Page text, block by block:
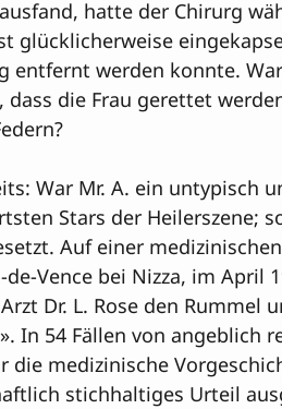
hatte der Chirurg
glücklicherweise
entfernt werden konnte.
dass die Frau gerettet
War Mr. A. ein untypisch
Stars der Heilerszene;
Auf einer
de-Vence bei Nizza, im April
Dr. L. Rose den Rummel
In 54 Fällen von angeblich
die medizinische
stichhaltiges Urteil